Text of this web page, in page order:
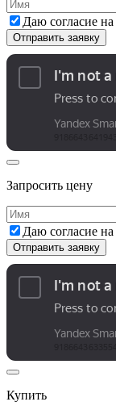
Даю согласие на
Запросить цену
Даю согласие на
Купить